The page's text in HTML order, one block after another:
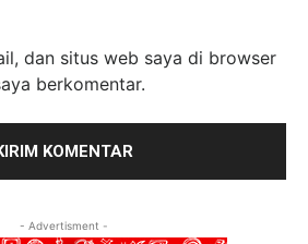
dan situs web saya di browser
berkomentar.
- Advertisment -